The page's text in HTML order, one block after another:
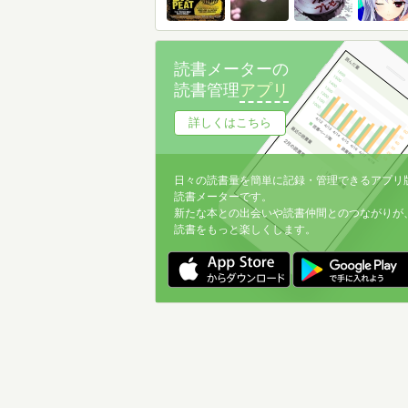
読書メーターの
読書管理アプリ
詳しくはこちら
日々の読書量を簡単に記録・管理できるアプリ
読書メーターです。
新たな本との出会いや読書仲間とのつながりが
読書をもっと楽しくします。